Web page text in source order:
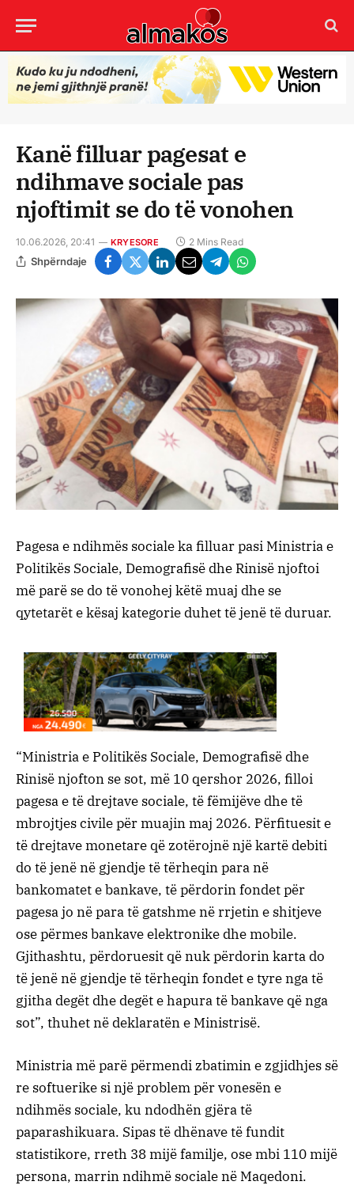
Kanë filluar pagesat e
ndihmave sociale pas
njoftimit se do të vonohen
10.06.2026, 20:41 KRYESORE 2 Mins Read
Shpërndaje
Pagesa e ndihmës sociale ka filluar pasi Ministria e
Politikës Sociale, Demografisë dhe Rinisë njoftoi
më parë se do të vonohej këtë muaj dhe se
qytetarët e kësaj kategorie duhet të jenë të duruar.
“Ministria e Politikës Sociale, Demografisë dhe
Rinisë njofton se sot, më 10 qershor 2026, filloi
pagesa e të drejtave sociale, të fëmijëve dhe të
mbrojtjes civile për muajin maj 2026. Përfituesit e
të drejtave monetare që zotërojnë një kartë debiti
do të jenë në gjendje të tërheqin para në
bankomatet e bankave, të përdorin fondet për
pagesa jo në para të gatshme në rrjetin e shitjeve
ose përmes bankave elektronike dhe mobile.
Gjithashtu, përdoruesit që nuk përdorin karta do
të jenë në gjendje të tërheqin fondet e tyre nga të
gjitha degët dhe degët e hapura të bankave që nga
sot”, thuhet në deklaratën e Ministrisë.
Ministria më parë përmendi zbatimin e zgjidhjes së
re softuerike si një problem për vonesën e
ndihmës sociale, ku ndodhën gjëra të
paparashikuara. Sipas të dhënave të fundit
statistikore, rreth 38 mijë familje, ose mbi 110 mijë
persona, marrin ndihmë sociale në Maqedoni.